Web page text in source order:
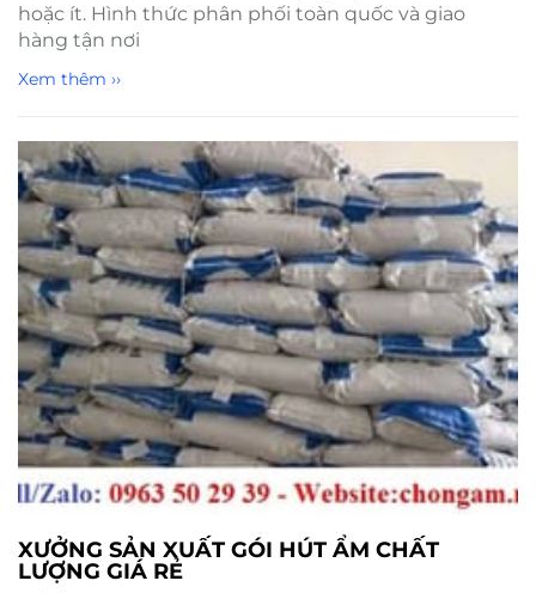
hoặc ít. Hình thức phân phối toàn quốc và giao
hàng tận nơi
Xem thêm ››
XƯỞNG SẢN XUẤT GÓI HÚT ẨM CHẤT
LƯỢNG GIÁ RẺ